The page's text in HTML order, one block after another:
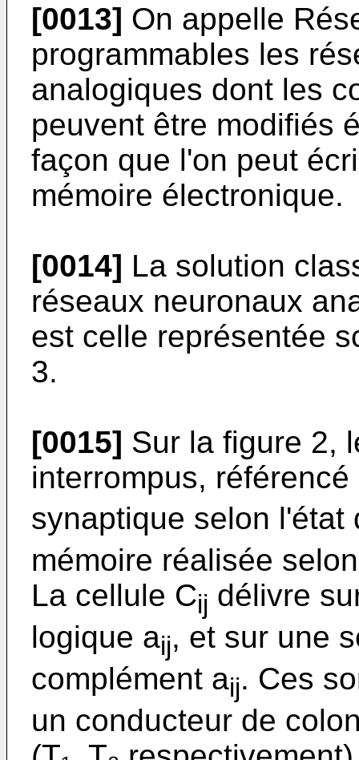
[0013] On appelle
programmables les
analogiques dont les
peuvent être modifiés
façon que l'on peut
mémoire électronique.
[0014] La solution
réseaux neuronaux
est celle représentée
3.
[0015] Sur la figure 2,
interrompus, référencé
synaptique selon l'état
mémoire réalisée
La cellule Cij délivre
logique aij, et sur une
complément aij. Ces
un conducteur de